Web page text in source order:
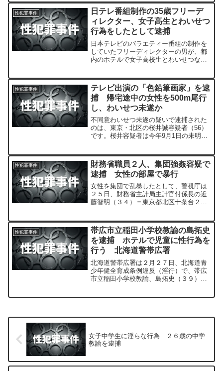
性犯罪事件
日テレ番組制作の35歳フリーデ
ィレクター、女子高生とわいせつ
行為をしたとして逮捕
日本テレビのバラエティー番組の制作を
していたフリーディレクターの男が、都
内のホテルで女子高校生とわいせつな行
性犯罪事件
テレビ出演の「色鉛筆画家」を逮
捕 帰宅途中の女性を500m尾行
し、わいせつ未遂か
不同意わいせつ未遂の疑いで逮捕された
のは、東京・北区の桜井誠容疑者（56）
です。桜井容疑者は今年9月1日の未明、
為をしようとした疑いが持たれていま
す。
性犯罪事件
財務省職員２人、集団強姦容疑で
逮捕 女性の部屋で暴行
女性を集団で乱暴したとして、警視庁は
２５日、財務省主計局主計官付係長の近
藤智明（３４）＝東京都北区十条台２丁
容疑者を集団強姦（ごうかん）容疑で逮
捕した。
性犯罪事件
帯広市立稲田小学校教諭の島拓史
を逮捕 ホテルで児童に性行為を
行う 北海道警帯広署
北海道警帯広署は２月２７日、北海道青
少年健全育成条例違反（淫行）で、帯広
市立稲田小学校教諭、島拓史（３９）＝
女子中学生に淫らな行為 ２６歳の中学
教諭を逮捕